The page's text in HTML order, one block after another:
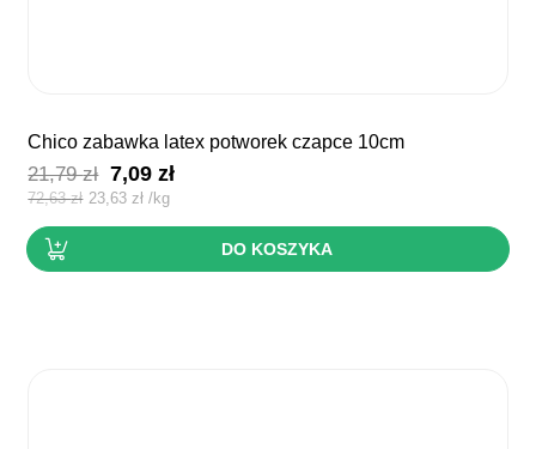
chico zabawka latex potworek czapce 10cm
21,79zł Pierwotna
cena
wynosiła:
7,09złAktualna
wynosi:
7,09 zł.
72,63zł 23,63 zł /kg
DO KOSZYKA